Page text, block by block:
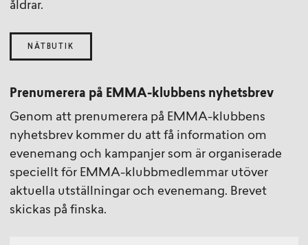
åldrar.
NÄTBUTIK
Prenumerera på EMMA-klubbens nyhetsbrev
Genom att prenumerera på EMMA-klubbens
nyhetsbrev kommer du att få information om
evenemang och kampanjer som är organiserade
speciellt för EMMA-klubbmedlemmar utöver
aktuella utställningar och evenemang. Brevet
skickas på finska.